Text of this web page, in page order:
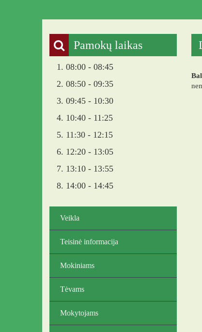
Pamokų laikas
1. 08:00 - 08:45
2. 08:50 - 09:35
3. 09:45 - 10:30
4. 10:40 - 11:25
5. 11:30 - 12:15
6. 12:20 - 13:05
7. 13:10 - 13:55
8. 14:00 - 14:45
Veikla
Teisinė informacija
Mokiniams
Tėvams
Mokytojams